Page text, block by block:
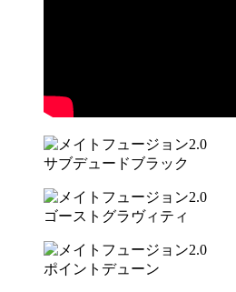
サブデュードブラック
ゴーストグラヴィティ
ポイントデューン